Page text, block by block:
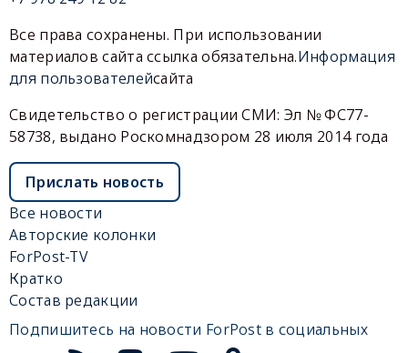
Все права сохранены. При использовании
материалов сайта ссылка обязательна.Информация
для пользователейсайта
Свидетельство о регистрации СМИ: Эл № ФС77-
58738, выдано Роскомнадзором 28 июля 2014 года
Прислать новость
Все новости
Авторские колонки
ForPost-TV
Кратко
Состав редакции
Подпишитесь на новости ForPost в социальных